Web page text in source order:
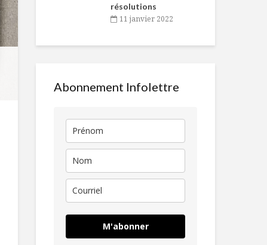
résolutions
11 janvier 2022
Abonnement Infolettre
M'abonner
Emballages
alimentaires :
les lignes?